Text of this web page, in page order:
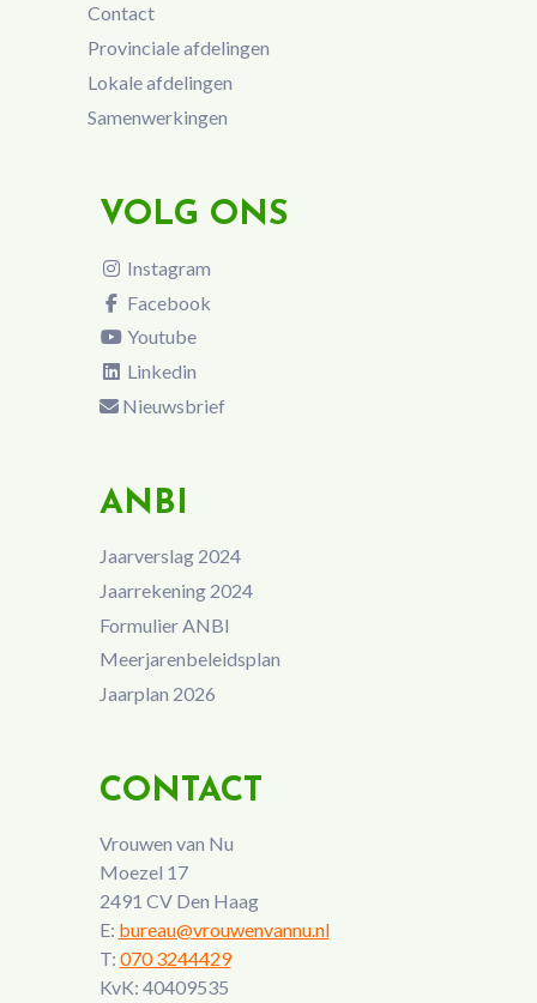
Contact
Provinciale afdelingen
Lokale afdelingen
Samenwerkingen
VOLG ONS
Instagram
Facebook
Youtube
Linkedin
Nieuwsbrief
ANBI
Jaarverslag 2024
Jaarrekening 2024
Formulier ANBI
Meerjarenbeleidsplan
Jaarplan 2026
CONTACT
Vrouwen van Nu
Moezel 17
2491 CV Den Haag
E: bureau@vrouwenvannu.nl
T: 070 3244429
KvK: 40409535